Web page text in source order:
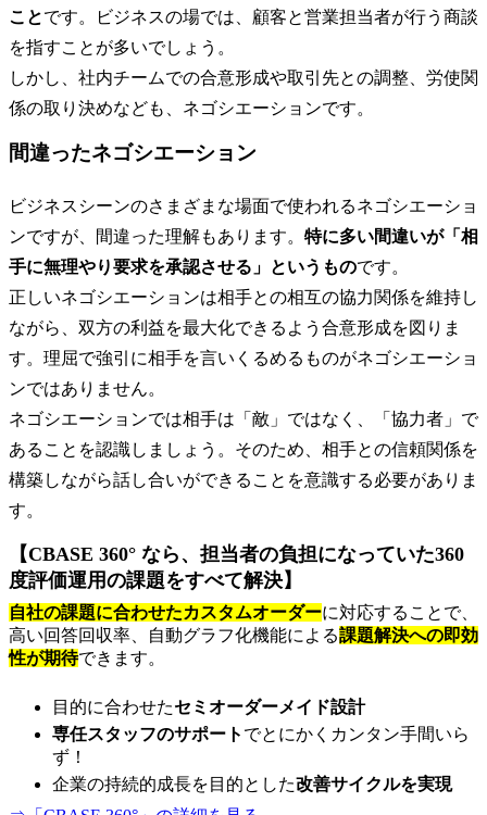
ことです。ビジネスの場では、顧客と営業担当者が行う商談
を指すことが多いでしょう。
しかし、社内チームでの合意形成や取引先との調整、労使関
係の取り決めなども、ネゴシエーションです。
間違ったネゴシエーション
ビジネスシーンのさまざまな場面で使われるネゴシエーショ
ンですが、間違った理解もあります。 特に多い間違いが「相
手に無理やり要求を承認させる」というものです。
正しいネゴシエーションは相手との相互の協力関係を維持し
ながら、双方の利益を最大化できるよう合意形成を図りま
す。理屈で強引に相手を言いくるめるものがネゴシエーショ
ンではありません。
ネゴシエーションでは相手は「敵」ではなく、「協力者」で
あることを認識しましょう。そのため、相手との信頼関係を
構築しながら話し合いができることを意識する必要がありま
す。
【CBASE 360° なら、担当者の負担になっていた360
度評価運用の課題をすべて解決】
自社の課題に合わせたカスタムオーダーに対応することで、
高い回答回収率、自動グラフ化機能による課題解決への即効
性が期待できます。
目的に合わせたセミオーダーメイド設計
専任スタッフのサポート でとにかくカンタン手間いら
ず！
企業の持続的成長を目的とした改善サイクルを実現